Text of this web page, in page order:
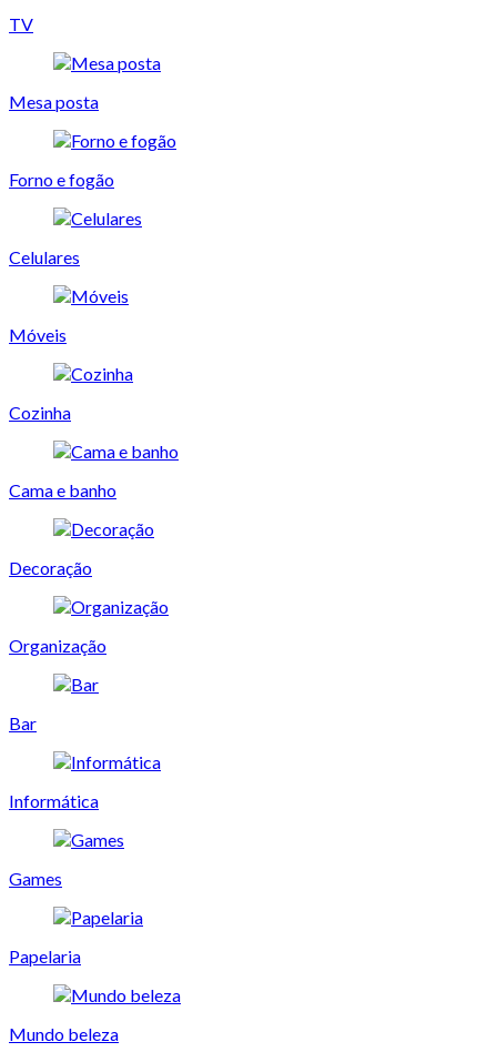
TV
Mesa posta
Forno e fogão
Celulares
Móveis
Cozinha
Cama e banho
Decoração
Organização
Bar
Informática
Games
Papelaria
Mundo beleza